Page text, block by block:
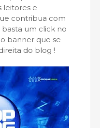
leitores e
contribua com
basta um click no
banner que se
do blog !